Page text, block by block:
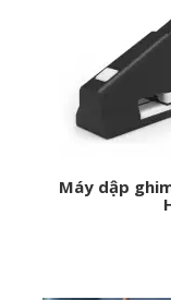
Máy dập